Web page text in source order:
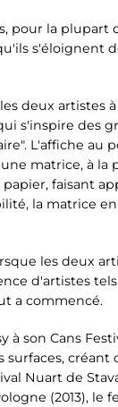
pour la
s'éloignent
deux artistes
s'inspire des
L'affiche au
matrice, à la
faisant
la matrice
les deux
d'artistes
a commencé.
son Cans
Nuart de
(2013), le